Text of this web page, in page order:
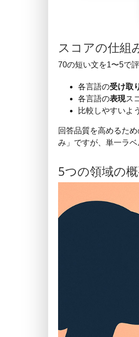
スコアの仕組
70の短い文を1〜5で
各言語の受け取
各言語の表現ス
比較しやすいよ
回答品質を高めるた
み」ですが、単一ラ
5つの領域の